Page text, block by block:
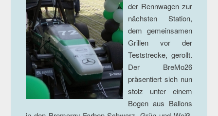
der Rennwagen zur
nächsten Station,
dem gemeinsamen
Grillen vor der
Teststrecke, gerollt.
Der BreMo26
präsentiert sich nun
stolz unter einem
Bogen aus Ballons